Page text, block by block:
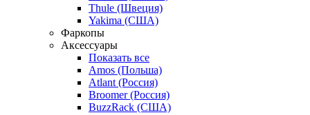
Thule (Швеция)
Yakima (США)
Фаркопы
Аксессуары
Показать все
Amos (Польша)
Atlant (Россия)
Broomer (Россия)
BuzzRack (США)